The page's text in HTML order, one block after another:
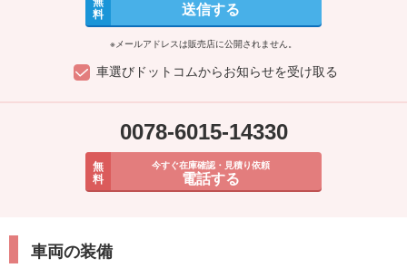
料 送信する
※メールアドレスは販売店に公開されません。
車選びドットコムからお知らせを受け取る
0078-6015-14330
無
料
今すぐ在庫確認・見積り依頼
電話する
車両の装備